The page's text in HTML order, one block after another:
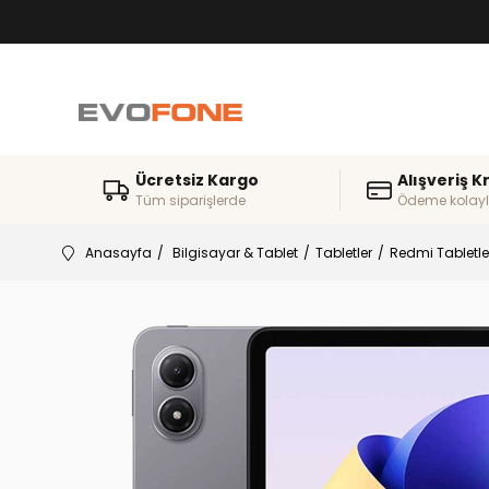
Ücretsiz Kargo
Tüm siparişlerde
Alışveriş
Ödeme
Anasayfa Bilgisayar & Tablet Tabletler Redmi